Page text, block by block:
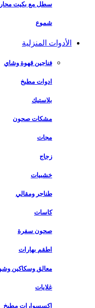
سطل مع بكيت
شموع
الأدوات المنزلية
فناجين قهوة وشاي
ادوات مطبخ
بلاستيك
مشكات صحون
مجات
زجاج
خشبيات
طناجر ومقالي
كاسات
صحون سفرة
اطقم بهارات
معالق وسكاكين
غلايات
اكسسوارات مطبخ